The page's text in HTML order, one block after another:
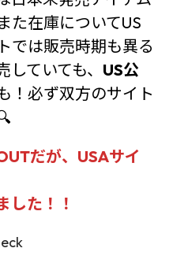
た在庫についてUS
では販売時期も異る
ていても、 US公
！必ず双方のサイト
だが、USAサイ
した！！